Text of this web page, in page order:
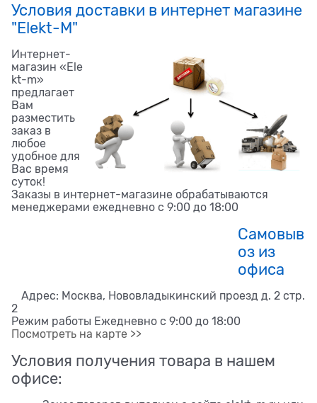
Условия доставки в интернет магазине
"Elekt-M"
Интернет-
магазин «Ele
kt-m»
предлагает
Вам
разместить
заказ в
любое
удобное для
Вас время
суток!
Заказы в интернет-магазине обрабатываются
менеджерами ежедневно с 9:00 до 18:00
Самовыв
оз из
офиса
Адрес: Москва, Нововладыкинский проезд д. 2 стр.
2
Режим работы Ежедневно с 9:00 до 18:00
Посмотреть на карте >>
Условия получения товара в нашем
офисе: